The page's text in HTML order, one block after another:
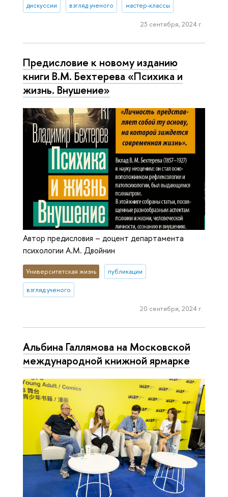
дискуссии взгляд ученого мастер-классы
23 сентября, 2024 г.
Предисловие к новому изданию
книги В.М. Бехтерева «Психика и
жизнь. Внушение»
Автор предисловия – доцент департамента
психологии А.М. Двойнин
Университетская жизнь публикации
взгляд ученого
20 сентября, 2024 г.
Альбина Галлямова на Московской
международной книжной ярмарке